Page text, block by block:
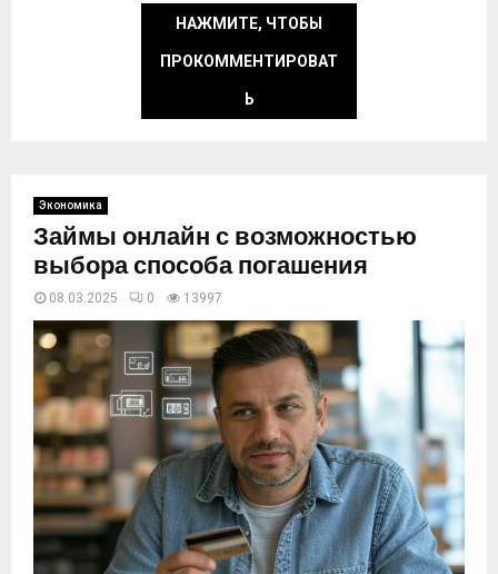
НАЖМИТЕ, ЧТОБЫ
ПРОКОММЕНТИРОВАТ
Ь
Экономика
Займы онлайн с возможностью
выбора способа погашения
08.03.2025 0 13998